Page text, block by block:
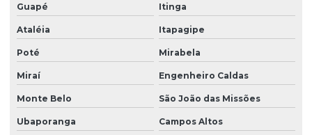
Guapé Itinga
Ataléia Itapagipe
Poté Mirabela
Miraí Engenheiro Caldas
Monte Belo São João das Missões
Ubaporanga Campos Altos